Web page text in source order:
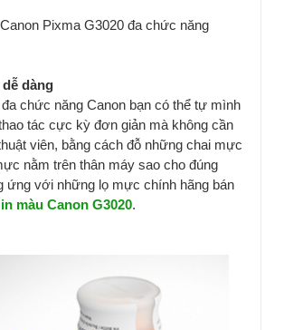
dàng
chức năng Canon bạn có thể tự mình
tác cực kỳ đơn giản mà không cần
viên, bằng cách đỗ những chai mực
nằm trên thân máy sao cho đúng
ứng với những lọ mực chính hãng bán
màu Canon G3020.